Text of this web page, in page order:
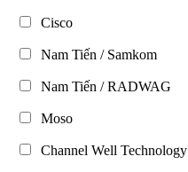
Cisco
Nam Tiến / Samkom
Nam Tiến / RADWAG
Moso
Channel Well Technology